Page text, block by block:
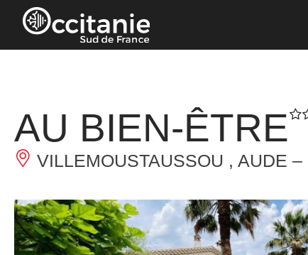
Panneau de gestion des cookies
AU BIEN-ÊTRE
VILLEMOUSTAUSSOU , AUDE –